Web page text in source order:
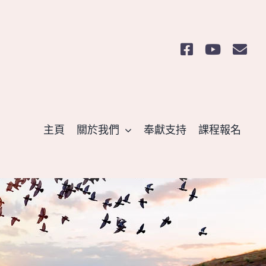
主頁 關於我們 奉獻支持 課程報名